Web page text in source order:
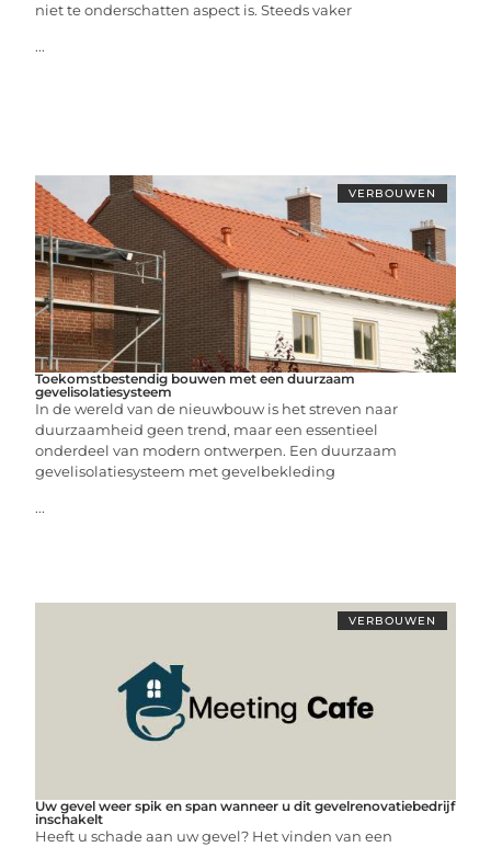
niet te onderschatten aspect is. Steeds vaker
...
VERBOUWEN
Toekomstbestendig bouwen met een duurzaam
gevelisolatiesysteem
In de wereld van de nieuwbouw is het streven naar
duurzaamheid geen trend, maar een essentieel
onderdeel van modern ontwerpen. Een duurzaam
gevelisolatiesysteem met gevelbekleding
...
VERBOUWEN
Uw gevel weer spik en span wanneer u dit gevelrenovatiebedrijf
inschakelt
Heeft u schade aan uw gevel? Het vinden van een